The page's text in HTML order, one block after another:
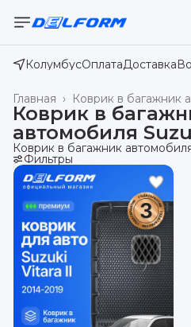
КолумбусОплатаДоставка
Коврик в багажник
Главная ›
Коврик в
автомобиля
Коврик в багажник
Фильтры